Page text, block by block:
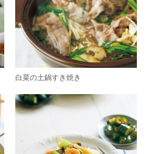
白菜の土鍋すき焼き